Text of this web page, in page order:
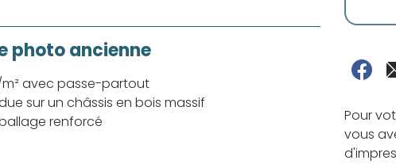
Pour
vous
photo ancienne
avec passe-partout
sur un châssis en bois massif
renforcé